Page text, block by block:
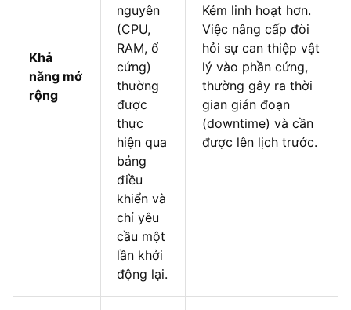
Khả
năng mở
rộng
nguyên
(CPU,
RAM, ổ
cứng)
thường
được
thực
hiện qua
bảng
điều
khiển và
chỉ yêu
cầu một
lần khởi
động lại.
Kém linh hoạt hơn.
Việc nâng cấp đòi
hỏi sự can thiệp vật
lý vào phần cứng,
thường gây ra thời
gian gián đoạn
(downtime) và cần
được lên lịch trước.